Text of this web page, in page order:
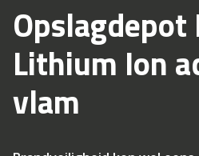
Opslagdepot
Lithium Ion
vlam